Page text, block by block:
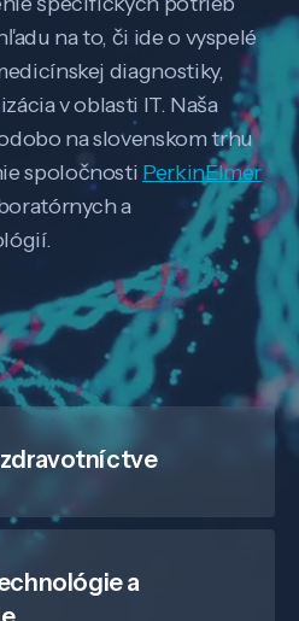
na to, či ide o vyspelé
diagnostiky,
v oblasti IT. Naša
na slovenskom trhu
spoločnosti PerkinElmer
a
a